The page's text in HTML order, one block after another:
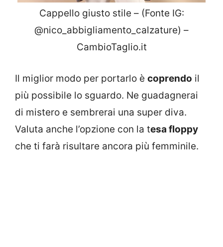
Cappello giusto stile – (Fonte IG:
@nico_abbigliamento_calzature) –
CambioTaglio.it
Il miglior modo per portarlo è coprendo il
più possibile lo sguardo. Ne guadagnerai
di mistero e sembrerai una super diva.
Valuta anche l’opzione con la tesa floppy
che ti farà risultare ancora più femminile.